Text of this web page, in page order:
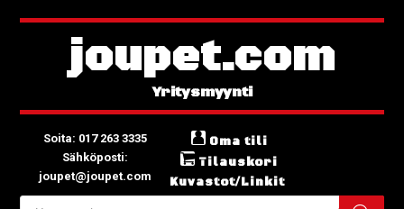
joupet.com
Soita: 017 263 3335
Sähköposti:
joupet@joupet.com
Oma tili
Tilauskori
Kuvastot/Linkit